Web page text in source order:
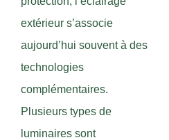
extérieur s’associe
aujourd’hui souvent à des
technologies
complémentaires.
Plusieurs types de
luminaires sont